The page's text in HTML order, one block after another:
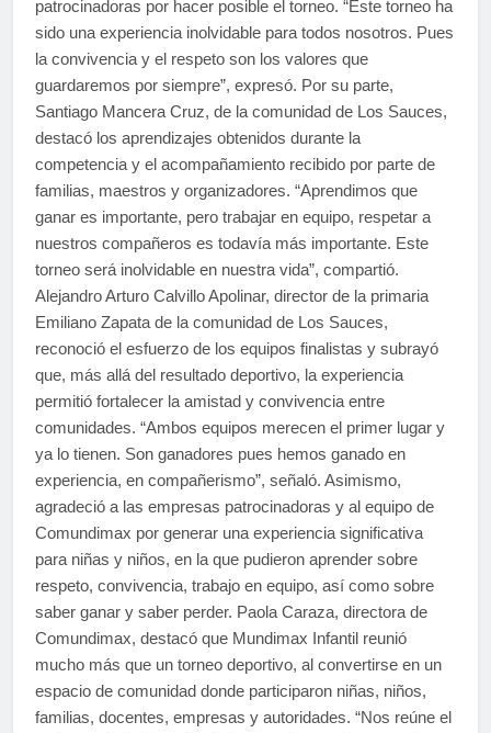
patrocinadoras por hacer posible el torneo. “Este torneo ha
sido una experiencia inolvidable para todos nosotros. Pues
la convivencia y el respeto son los valores que
guardaremos por siempre”, expresó. Por su parte,
Santiago Mancera Cruz, de la comunidad de Los Sauces,
destacó los aprendizajes obtenidos durante la
competencia y el acompañamiento recibido por parte de
familias, maestros y organizadores. “Aprendimos que
ganar es importante, pero trabajar en equipo, respetar a
nuestros compañeros es todavía más importante. Este
torneo será inolvidable en nuestra vida”, compartió.
Alejandro Arturo Calvillo Apolinar, director de la primaria
Emiliano Zapata de la comunidad de Los Sauces,
reconoció el esfuerzo de los equipos finalistas y subrayó
que, más allá del resultado deportivo, la experiencia
permitió fortalecer la amistad y convivencia entre
comunidades. “Ambos equipos merecen el primer lugar y
ya lo tienen. Son ganadores pues hemos ganado en
experiencia, en compañerismo”, señaló. Asimismo,
agradeció a las empresas patrocinadoras y al equipo de
Comundimax por generar una experiencia significativa
para niñas y niños, en la que pudieron aprender sobre
respeto, convivencia, trabajo en equipo, así como sobre
saber ganar y saber perder. Paola Caraza, directora de
Comundimax, destacó que Mundimax Infantil reunió
mucho más que un torneo deportivo, al convertirse en un
espacio de comunidad donde participaron niñas, niños,
familias, docentes, empresas y autoridades. “Nos reúne el